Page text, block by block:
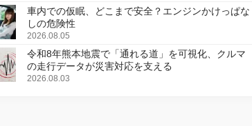
車内での仮眠、どこまで安全？エンジンかけっぱな
しの危険性
2026.08.05
令和8年熊本地震で「通れる道」を可視化、クルマ
の走行データが災害対応を支える
2026.08.03